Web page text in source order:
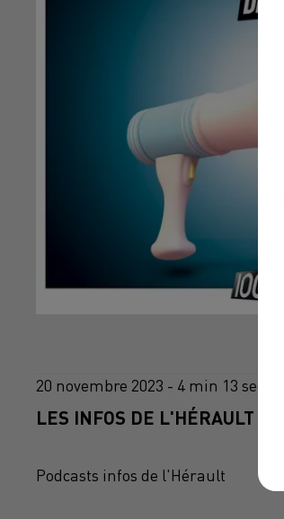
20 novembre 2023 - 4 min 13 sec
LES INFOS DE L'HÉRAULT
Podcasts infos de l'Hérault